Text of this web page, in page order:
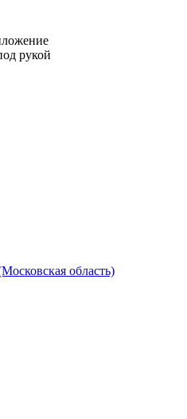
рукой
область)